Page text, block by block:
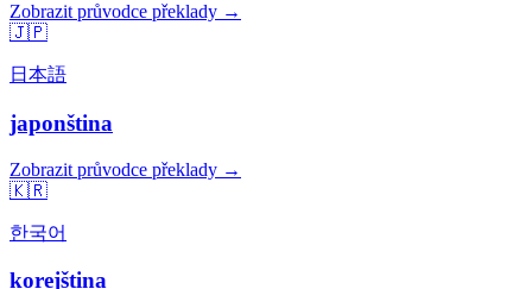
Zobrazit průvodce překlady →
🇯🇵
日本語
japonština
Zobrazit průvodce překlady →
🇰🇷
한국어
korejština